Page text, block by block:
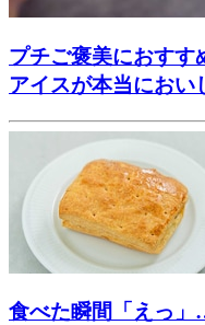
プチご褒美におすす
アイスが本当におい
食べた瞬間「えっ